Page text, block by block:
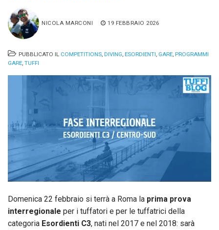
NICOLA MARCONI 19 FEBBRAIO 2026
PUBBLICATO IL COMPETITIONS, DIVING, ESORDIENTI, GARE, PROGRAMMI
GARE, TUFFI
Domenica 22 febbraio si terrà a Roma la prima prova
interregionale per i tuffatori e per le tuffatrici della
categoria Esordienti C3, nati nel 2017 e nel 2018: sarà